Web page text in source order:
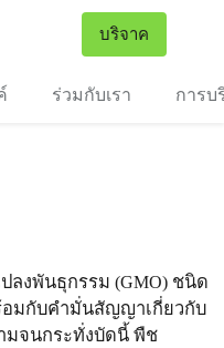
บริจาค
ร่วมกับเรา การบ
ลงพันธุกรรม (GMO) ชนิด
อมกับคำมั่นสัญญาเกี่ยวกับ
มจนกระทั่งบัดนี้ พืช